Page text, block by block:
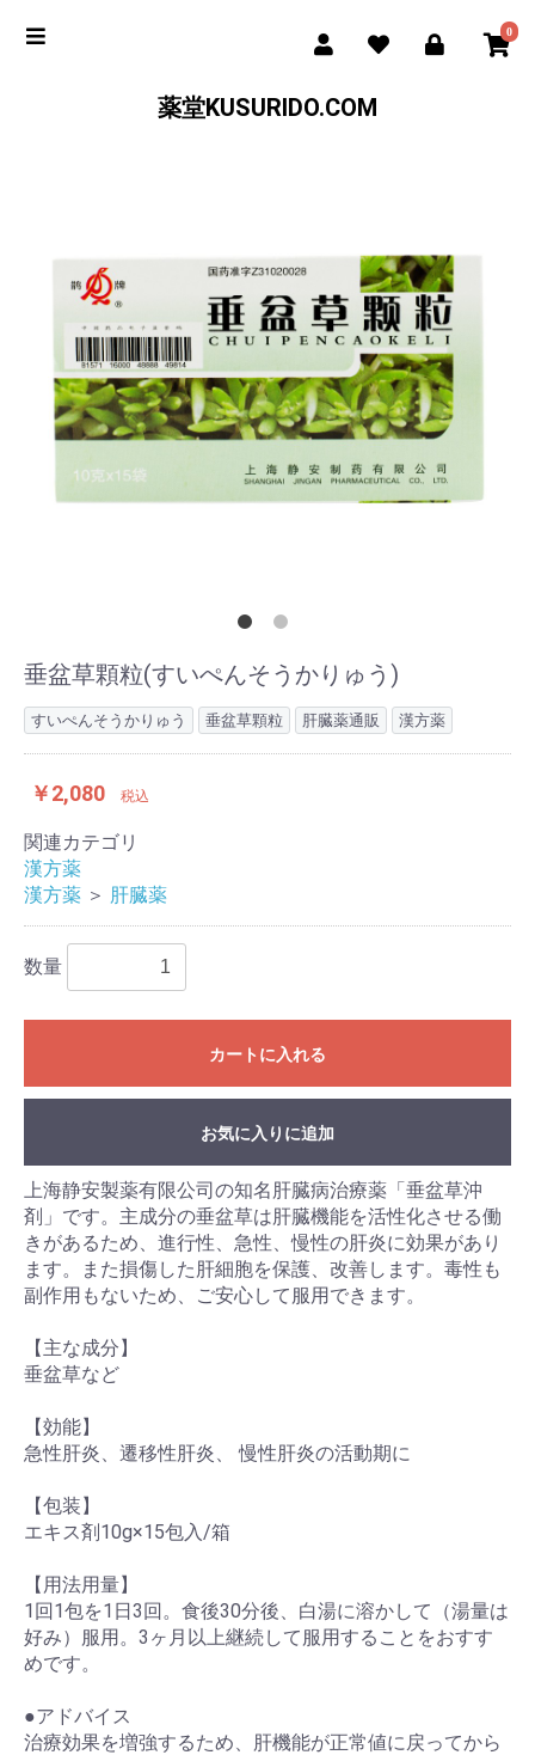
0
薬堂KUSURIDO.COM
垂盆草顆粒(すいぺんそうかりゅう)
すいぺんそうかりゅう 垂盆草顆粒 肝臓薬通販 漢方薬
￥2,080 税込
関連カテゴリ
漢方薬
漢方薬 ＞ 肝臓薬
数量
カートに入れる
お気に入りに追加
上海静安製薬有限公司の知名肝臓病治療薬「垂盆草沖
剤」です。主成分の垂盆草は肝臓機能を活性化させる働
きがあるため、進行性、急性、慢性の肝炎に効果があり
ます。また損傷した肝細胞を保護、改善します。毒性も
副作用もないため、ご安心して服用できます。
【主な成分】
垂盆草など
【効能】
急性肝炎、遷移性肝炎、 慢性肝炎の活動期に
【包装】
エキス剤10g×15包入/箱
【用法用量】
1回1包を1日3回。食後30分後、白湯に溶かして（湯量は
好み）服用。3ヶ月以上継続して服用することをおすす
めです。
●アドバイス
治療効果を増強するため、肝機能が正常値に戻ってから